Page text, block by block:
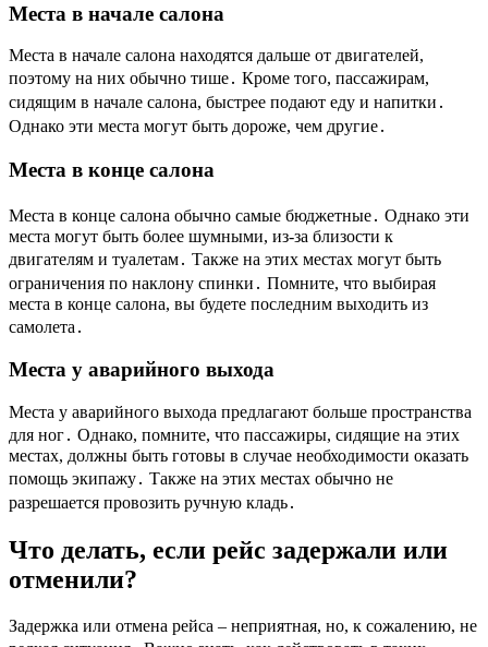
Места в начале салона
Места в начале салона находятся дальше от двигателей,
поэтому на них обычно тише․ Кроме того, пассажирам,
сидящим в начале салона, быстрее подают еду и напитки․
Однако эти места могут быть дороже, чем другие․
Места в конце салона
Места в конце салона обычно самые бюджетные․ Однако эти
места могут быть более шумными, из-за близости к
двигателям и туалетам․ Также на этих местах могут быть
ограничения по наклону спинки․ Помните, что выбирая
места в конце салона, вы будете последним выходить из
самолета․
Места у аварийного выхода
Места у аварийного выхода предлагают больше пространства
для ног․ Однако, помните, что пассажиры, сидящие на этих
местах, должны быть готовы в случае необходимости оказать
помощь экипажу․ Также на этих местах обычно не
разрешается провозить ручную кладь․
Что делать, если рейс задержали или
отменили?
Задержка или отмена рейса – неприятная, но, к сожалению, не